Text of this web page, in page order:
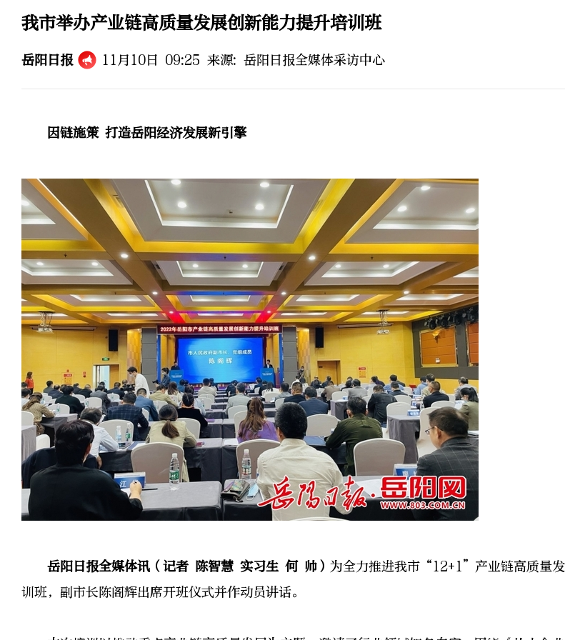
我市举办产业链高质量发展创新能力提升培训班
岳阳日报 11月10日 09:25 来源: 岳阳日报全媒体采访中心
因链施策 打造岳阳经济发展新引擎
岳阳日报全媒体讯（记者 陈智慧 实习生 何 帅） 为全力推进我市“12+1”产业链高质量
训班，副市长陈阁辉出席开班仪式并作动员讲话。